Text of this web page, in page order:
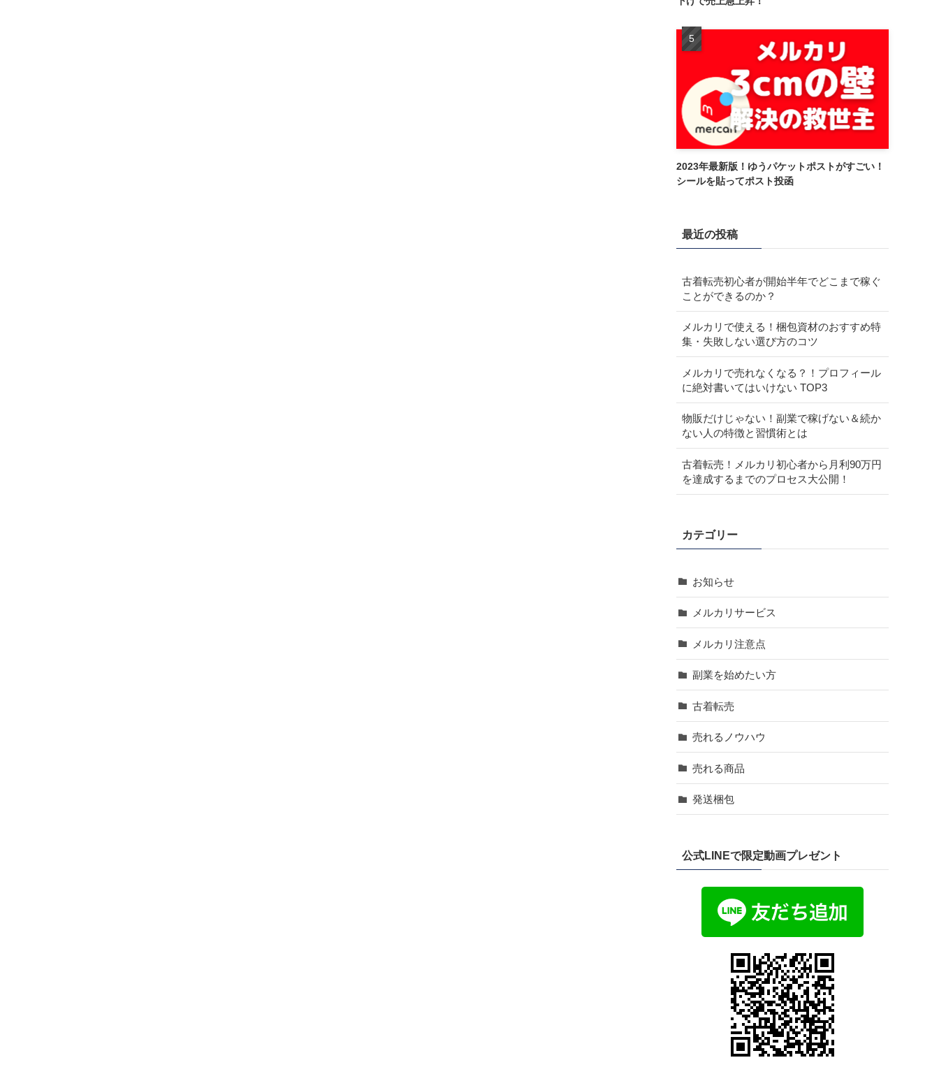
2023年最新版！ゆうパケットポストがすごい！
シールを貼ってポスト投函
最近の投稿
古着転売初心者が開始半年でどこまで稼ぐ
ことができるのか？
メルカリで使える！梱包資材のおすすめ特
集・失敗しない選び方のコツ
メルカリで売れなくなる？！プロフィール
に絶対書いてはいけない TOP3
物販だけじゃない！副業で稼げない＆続か
ない人の特徴と習慣術とは
古着転売！メルカリ初心者から月利90万円
を達成するまでのプロセス大公開！
カテゴリー
お知らせ
メルカリサービス
メルカリ注意点
副業を始めたい方
古着転売
売れるノウハウ
売れる商品
発送梱包
公式LINEで限定動画プレゼント